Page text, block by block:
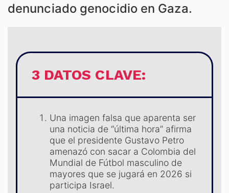
denunciado genocidio en Gaza.
3 DATOS CLAVE:
Una imagen falsa que aparenta ser
una noticia de “última hora” afirma
que el presidente Gustavo Petro
amenazó con sacar a Colombia del
Mundial de Fútbol masculino de
mayores que se jugará en 2026 si
participa Israel.